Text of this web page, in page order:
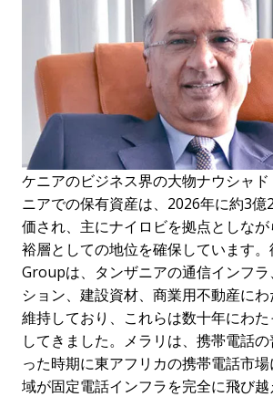
ケニアのビジネス界の大物ナウシャ
ニアでの保有資産は、2026年に約3億
価され、主にナイロビを拠点としな
裕層としての地位を確保しています
Groupは、タンザニアの通信インフ
ション、建設資材、商業用不動産に
維持しており、これらは数十年にわ
してきました。メラリは、携帯電話
った時期に東アフリカの携帯電話市
域が固定電話インフラを完全に飛び